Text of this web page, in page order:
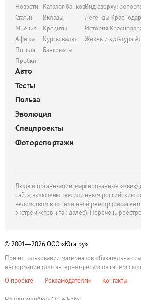
Новости
Статьи
Мнения
Афиша
Погода
Пробки
Каталог банков
Вклады
Кредиты
Курсы валют
Банкоматы
Вид сверху:
Легенды
История
Жизнь и культура
Авто
Тесты
Польза
Эволюция
Спецпроекты
Фоторепортажи
Люди и организации, маркированные
сайта, включены тем или иным российским
ведомством в тот или иной реестр
экстремистов и так далее). Перечень
© 2001—2026ООО «Юга.ру»
При использовании материалов обязательна
информации (для интернет-ресурсов
О проекте
Рекламодателям Контакты